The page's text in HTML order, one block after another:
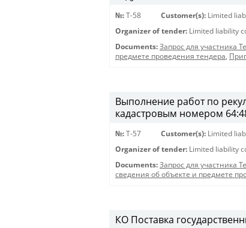
№: Т-58 Customer(s): Limited
Organizer of tender: Limited liability
Documents: Запрос для участника
предмете проведения тендера,
Выполнение работ по
кадастровым номером
№: T-57 Customer(s): Limited
Organizer of tender: Limited liability
Documents: Запрос для участника
сведения об объекте и предмете
КО Поставка